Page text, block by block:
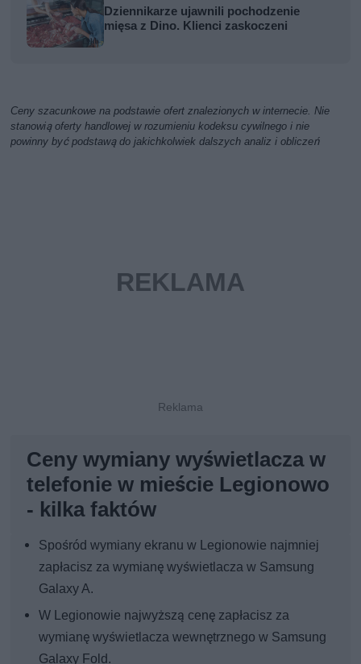
Dziennikarze ujawnili pochodzenie
mięsa z Dino. Klienci zaskoczeni
Ceny szacunkowe na podstawie ofert znalezionych w internecie. Nie
stanowią oferty handlowej w rozumieniu kodeksu cywilnego i nie
powinny być podstawą do jakichkolwiek dalszych analiz i obliczeń
Ceny wymiany wyświetlacza w
telefonie w mieście Legionowo
- kilka faktów
Spośród wymiany ekranu w Legionowie najmniej
zapłacisz za wymianę wyświetlacza w Samsung
Galaxy A.
W Legionowie najwyższą cenę zapłacisz za
wymianę wyświetlacza wewnętrznego w Samsung
Galaxy Fold.